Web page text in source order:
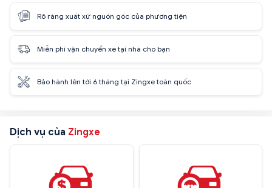
Rõ ràng xuất xứ nguồn gốc của phương tiện
Miễn phí vận chuyển xe tại nhà cho bạn
Bảo hành lên tới 6 tháng tại Zingxe toàn quốc
Dịch vụ của Zingxe